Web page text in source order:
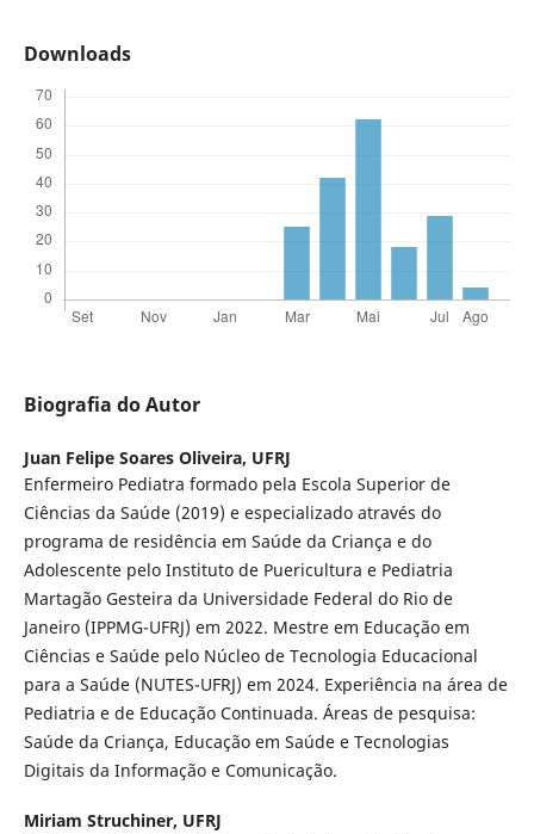
Downloads
Biografia do Autor
Juan Felipe Soares Oliveira, UFRJ
Enfermeiro Pediatra formado pela Escola Superior de
Ciências da Saúde (2019) e especializado através do
programa de residência em Saúde da Criança e do
Adolescente pelo Instituto de Puericultura e Pediatria
Martagão Gesteira da Universidade Federal do Rio de
Janeiro (IPPMG-UFRJ) em 2022. Mestre em Educação em
Ciências e Saúde pelo Núcleo de Tecnologia Educacional
para a Saúde (NUTES-UFRJ) em 2024. Experiência na área de
Pediatria e de Educação Continuada. Áreas de pesquisa:
Saúde da Criança, Educação em Saúde e Tecnologias
Digitais da Informação e Comunicação.
Miriam Struchiner, UFRJ